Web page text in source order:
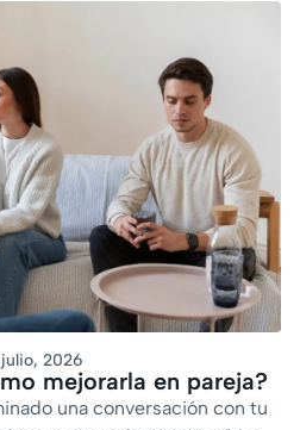
2026
mejorarla en pareja?
una conversación con tu